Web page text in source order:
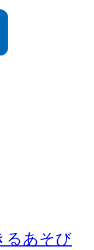
るあそび